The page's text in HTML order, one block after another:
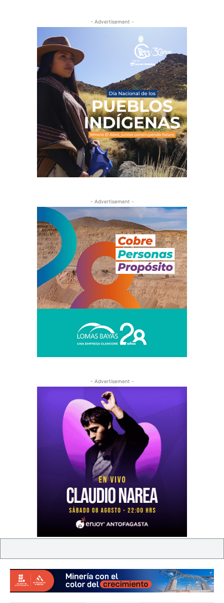
- Advertisement -
- Advertisement -
- Advertisement -